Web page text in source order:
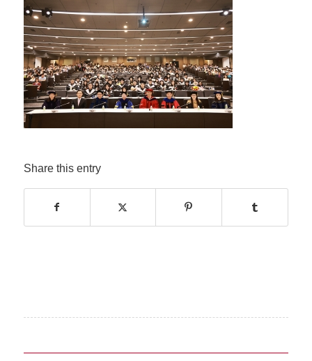
Share this entry